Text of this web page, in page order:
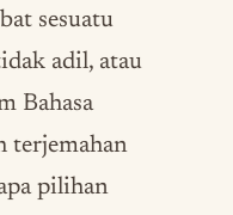
sesuatu
adil, atau
Bahasa
terjemahan
pilihan